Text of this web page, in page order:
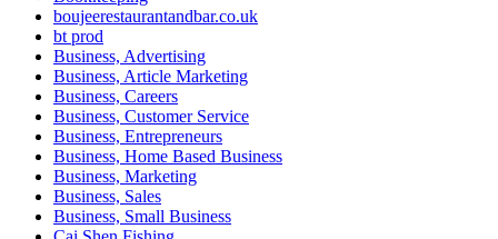
boujeerestaurantandbar.co.uk
bt prod
Business, Advertising
Business, Article Marketing
Business, Careers
Business, Customer Service
Business, Entrepreneurs
Business, Home Based Business
Business, Marketing
Business, Sales
Business, Small Business